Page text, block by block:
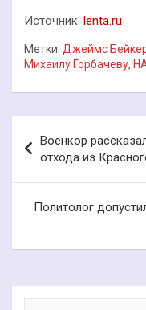
Источник: lenta.ru
Метки: Джеймс
Михаилу Горбачеву,
по
записям
Военкор
отхода из
Политолог